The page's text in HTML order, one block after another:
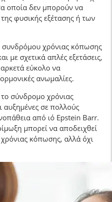
οποία δεν μπορούν να
φυσικής εξέτασης ή των
συνδρόμου χρόνιας κόπωσης
με σχετικά απλές εξετάσεις,
αρκετά εύκολο να
ανωμαλίες.
το σύνδρομο χρόνιας
αυξημένες σε πολλούς
από ιό Epstein Barr.
μπορεί να αποδειχθεί
κόπωσης, αλλά όχι